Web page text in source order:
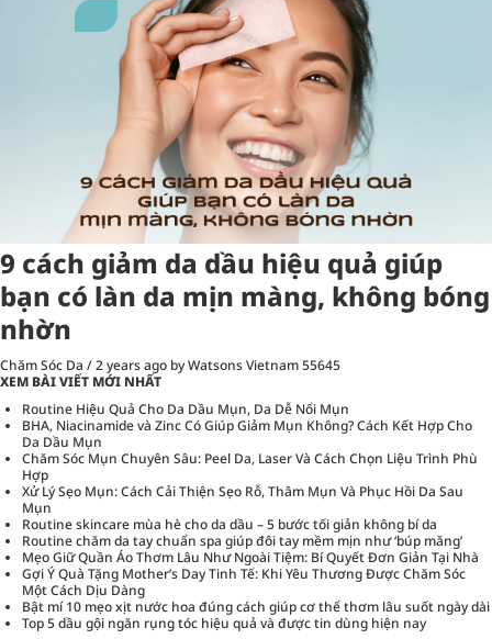
9 cách giảm da dầu hiệu quả giúp
bạn có làn da mịn màng, không bóng
nhờn
Chăm Sóc Da /2 years ago by Watsons Vietnam55645
XEM BÀI VIẾT MỚI NHẤT
Routine Hiệu Quả Cho Da Dầu Mụn, Da Dễ Nổi Mụn
BHA, Niacinamide và Zinc Có Giúp Giảm Mụn Không? Cách Kết Hợp Cho
Da Dầu Mụn
Chăm Sóc Mụn Chuyên Sâu: Peel Da, Laser Và Cách Chọn Liệu Trình Phù
Hợp
Xử Lý Sẹo Mụn: Cách Cải Thiện Sẹo Rỗ, Thâm Mụn Và Phục Hồi Da Sau
Mụn
Routine skincare mùa hè cho da dầu – 5 bước tối giản không bí da
Routine chăm da tay chuẩn spa giúp đôi tay mềm mịn như ‘búp măng’
Mẹo Giữ Quần Áo Thơm Lâu Như Ngoài Tiệm: Bí Quyết Đơn Giản Tại Nhà
Gợi Ý Quà Tặng Mother’s Day Tinh Tế: Khi Yêu Thương Được Chăm Sóc
Một Cách Dịu Dàng
Bật mí 10 mẹo xịt nước hoa đúng cách giúp cơ thể thơm lâu suốt ngày dài
Top 5 dầu gội ngăn rụng tóc hiệu quả và được tin dùng hiện nay